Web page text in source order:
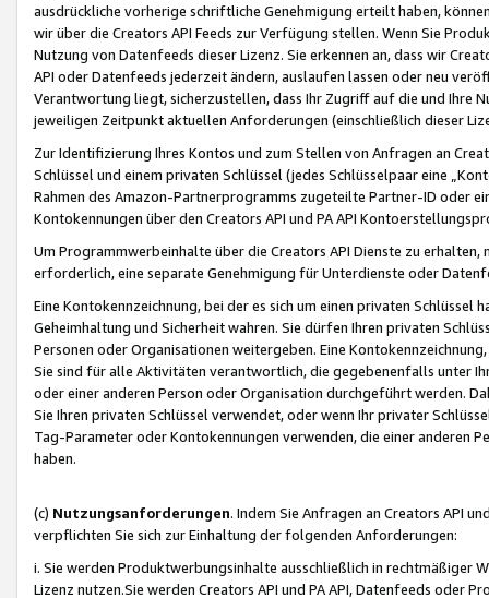
ausdrückliche vorherige schriftliche Genehmigung erteilt haben,
wir über die Creators API Feeds zur Verfügung stellen. Wenn Sie
Nutzung von Datenfeeds dieser Lizenz. Sie erkennen an, dass wir
API oder Datenfeeds jederzeit ändern, auslaufen lassen oder neu
Verantwortung liegt, sicherzustellen, dass Ihr Zugriff auf die und Ihre
jeweiligen Zeitpunkt aktuellen Anforderungen (einschließlich dieser
Zur Identifizierung Ihres Kontos und zum Stellen von Anfragen an
Schlüssel und einem privaten Schlüssel (jedes Schlüsselpaar eine
Rahmen des Amazon-Partnerprogramms zugeteilte Partner-ID oder
Kontokennungen über den Creators API und PA API
Um Programmwerbeinhalte über die Creators API Dienste zu
erforderlich, eine separate Genehmigung für Unterdienste oder
Eine Kontokennzeichnung, bei der es sich um einen privaten
Geheimhaltung und Sicherheit wahren. Sie dürfen Ihren privaten
Personen oder Organisationen weitergeben. Eine
Sie sind für alle Aktivitäten verantwortlich, die gegebenenfalls unter
oder einer anderen Person oder Organisation durchgeführt werden.
Sie Ihren privaten Schlüssel verwendet, oder wenn Ihr privater
Tag-Parameter oder Kontokennungen verwenden, die einer anderen
haben.
(c) Nutzungsanforderungen. Indem Sie Anfragen an Creators API
verpflichten Sie sich zur Einhaltung der folgenden Anforderungen:
i. Sie werden Produktwerbungsinhalte ausschließlich in rechtmäßiger
Lizenz nutzen.Sie werden Creators API und PA API, Datenfeeds oder